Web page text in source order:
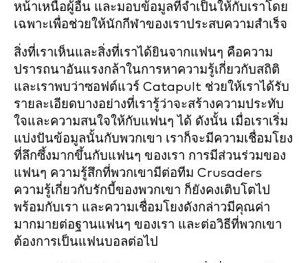
หน้าเหนือผู้อื่น และมอบข้อมูลที่จำเป็นให้กับเราโดย
เฉพาะเพื่อช่วยให้นักกีฬาของเราประสบความสำเร็จ
สิ่งที่เราเห็นและสิ่งที่เราได้ยินจากแฟนๆ คือความ
ปรารถนาอันแรงกล้าในการหาความรู้เกี่ยวกับสถิติ
และเราพบว่าซอฟต์แวร์ Catapult ช่วยให้เราได้รับ
รายละเอียดบางอย่างที่เรารู้ว่าจะสร้างความประทับ
ใจและความสนใจให้กับแฟนๆ ได้ ดังนั้น เมื่อเราเริ่ม
แบ่งปันข้อมูลนั้นกับพวกเขา เราก็จะมีความเชื่อมโยง
ที่ลึกซึ้งมากขึ้นกับแฟนๆ ของเรา การมีส่วนร่วมของ
แฟนๆ ความรู้สึกที่พวกเขามีต่อทีม Crusaders
ความรู้เกี่ยวกับรักบี้ของพวกเขา ก็ยังคงเติบโตไป
พร้อมกับเรา และความเชื่อมโยงดังกล่าวมีคุณค่า
มากมายต่อฐานแฟนๆ ของเรา และต่อวิธีที่พวกเขา
ต้องการเป็นแฟนบอลต่อไป